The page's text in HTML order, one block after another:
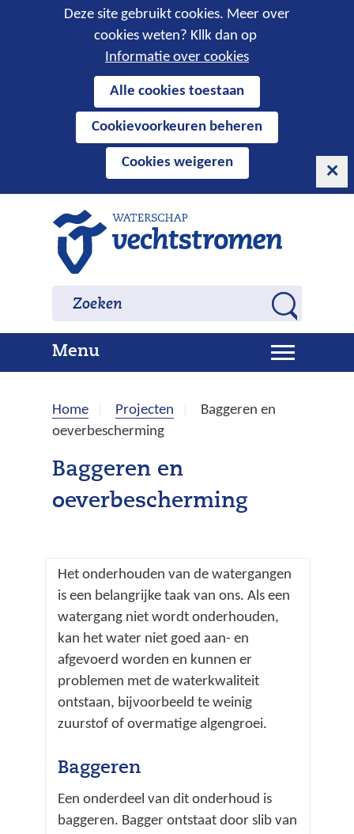
Cookies
toestaan?
Deze site gebruikt cookies. Meer over
cookies weten? Kllk dan op
Informatie over cookies
cookies
deze
website
worden
toegestaan
geweigerd.
Alle cookies toestaan
Cookievoorkeuren beheren
Cookies weigeren
naar
o
e
k
e
n
Zoeken Zoeken
MenuU
i
l
p
p
e
Home Projecten
Baggeren en
oeverbescherming
Baggeren en
oeverbescherming
Het onderhouden van de watergangen
is een belangrijke taak van ons. Als een
watergang niet wordt onderhouden,
kan het water niet goed aan- en
afgevoerd worden en kunnen er
problemen met de waterkwaliteit
ontstaan, bijvoorbeeld te weinig
zuurstof of overmatige algengroei.
Baggeren
Een onderdeel van dit onderhoud is
baggeren. Bagger ontstaat door slib van